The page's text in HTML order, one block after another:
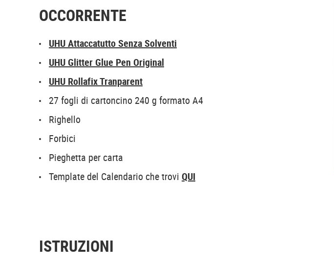
OCCORRENTE
UHU Attaccatutto Senza Solventi
UHU Glitter Glue Pen Original
UHU Rollafix Tranparent
27 fogli di cartoncino 240 g formato A4
Righello
Forbici
Pieghetta per carta
Template del Calendario che trovi QUI
ISTRUZIONI